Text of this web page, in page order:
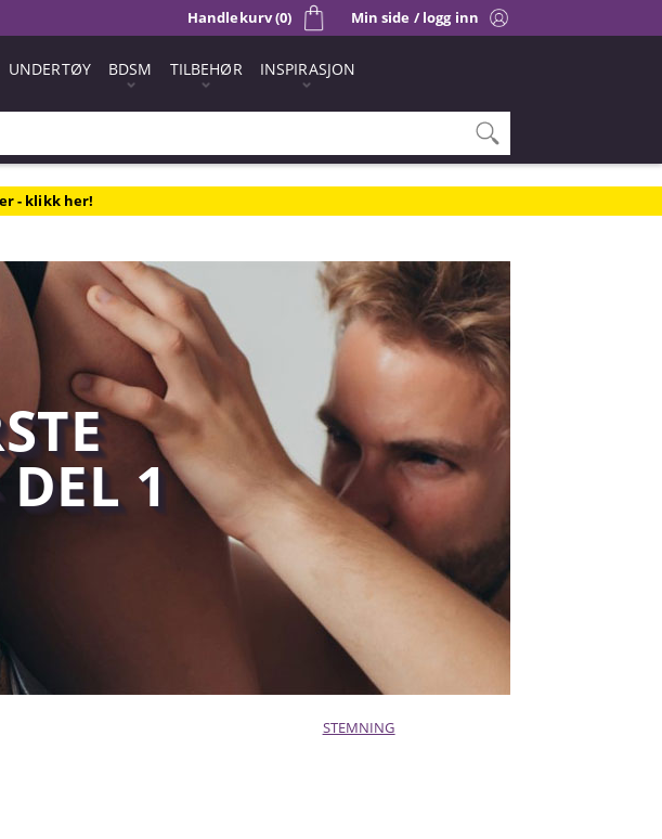
Min side / logg inn
Handlekurv (0)
UNDERTØY BDSM TILBEHØR INSPIRASJON
- klikk her!
1
STEMNING